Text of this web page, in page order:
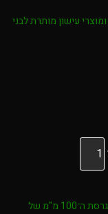
עישון מותרת לבני
היא גרסת ה־100 מ"מ של